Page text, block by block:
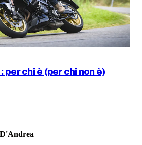
per chi è (per chi non è)